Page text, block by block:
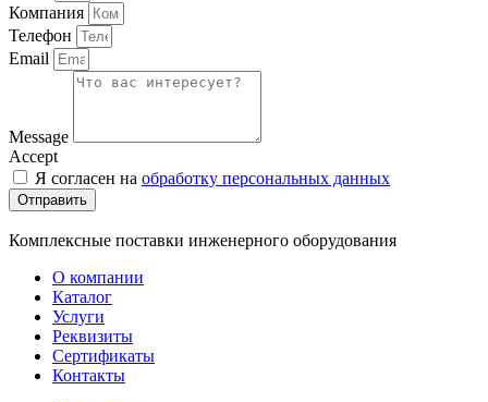
Компания
Телефон
Email
Message
Accept
Я согласен на обработку персональных данных
Отправить
Комплексные поставки инженерного оборудования
О компании
Каталог
Услуги
Реквизиты
Сертификаты
Контакты